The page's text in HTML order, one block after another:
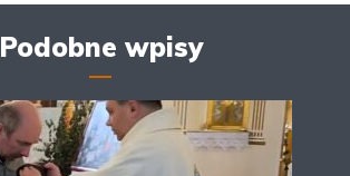
Podobne wpisy